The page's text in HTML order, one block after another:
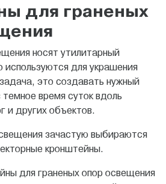
для граненых
носят утилитарный
используются для украшения
это создавать нужный
время суток вдоль
и других объектов.
зачастую выбираются
кронштейны.
для граненых опор освещения